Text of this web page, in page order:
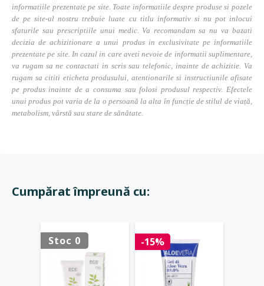
informatiile prezentate pe site. Toate informatiile despre produse si pozele
de pe site-ul nostru trebuie luate cu titlu informativ si nu pot inlocui
sfaturile sau prescriptiile unui medic. Va recomandam sa nu va bazati
decizia de achizitionare a unui produs in exclusivitate pe informatiile
prezentate pe site. In cazul in care aveti nevoie de informatii suplimentare,
va rugam sa ne contactati in scris sau telefonic, inainte de achizitie. Va
rugam sa cititi eticheta produsului, atentionarile si instructiunile afisate
pe produs inainte de a consuma sau folosi produsul respectiv. Efectele
unui produs pot varia de la o persoană la alta în funcție de stilul de viață,
metabolism, vârstă sau stare de sănătate.
Cumpărat împreună cu:
Stoc 0 -15%